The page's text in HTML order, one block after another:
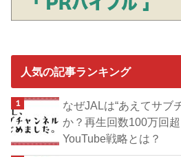
人気の記事ランキング
なぜJALは“あえてサブ
か？再生回数100万回
YouTube戦略とは？